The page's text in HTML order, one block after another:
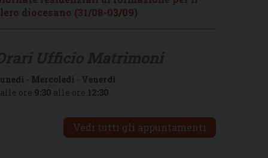
diocesano (31/08-03/09)
- Mercoledì - Venerdì
ore 9:30 alle ore 12:30
Vedi tutti gli appuntamenti